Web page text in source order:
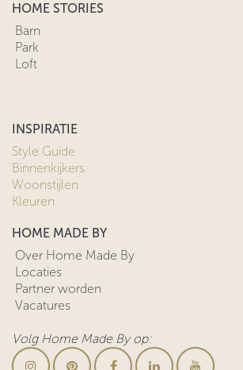
HOME STORIES
Barn
Park
Loft
INSPIRATIE
Style Guide
Binnenkijkers
Woonstijlen
Kleuren
HOME MADE BY
Over Home Made By
Locaties
Partner worden
Vacatures
Volg Home Made By op: